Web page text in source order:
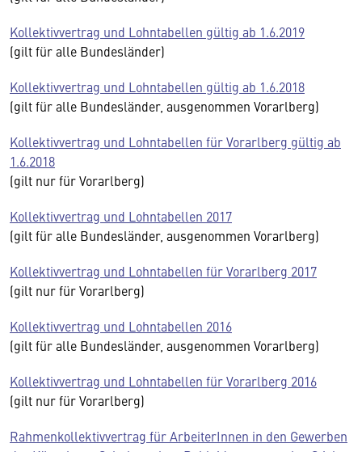
Kollektivvertrag und Lohntabellen gültig ab 1.6.2019
(gilt für alle Bundesländer)
Kollektivvertrag und Lohntabellen gültig ab 1.6.2018
(gilt für alle Bundesländer, ausgenommen Vorarlberg)
Kollektivvertrag und Lohntabellen für Vorarlberg gültig ab
1.6.2018
(gilt nur für Vorarlberg)
Kollektivvertrag und Lohntabellen 2017
(gilt für alle Bundesländer, ausgenommen Vorarlberg)
Kollektivvertrag und Lohntabellen für Vorarlberg 2017
(gilt nur für Vorarlberg)
Kollektivvertrag und Lohntabellen 2016
(gilt für alle Bundesländer, ausgenommen Vorarlberg)
Kollektivvertrag und Lohntabellen für Vorarlberg 2016
(gilt nur für Vorarlberg)
Rahmenkollektivvertrag für ArbeiterInnen in den Gewerben